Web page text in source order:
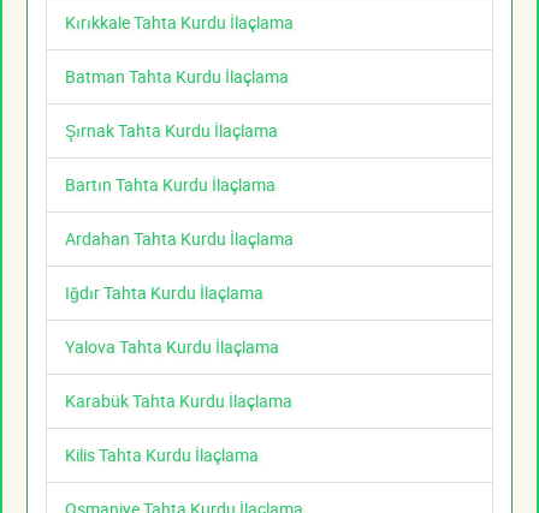
Kırıkkale Tahta Kurdu İlaçlama
Batman Tahta Kurdu İlaçlama
Şırnak Tahta Kurdu İlaçlama
Bartın Tahta Kurdu İlaçlama
Ardahan Tahta Kurdu İlaçlama
Iğdır Tahta Kurdu İlaçlama
Yalova Tahta Kurdu İlaçlama
Karabük Tahta Kurdu İlaçlama
Kilis Tahta Kurdu İlaçlama